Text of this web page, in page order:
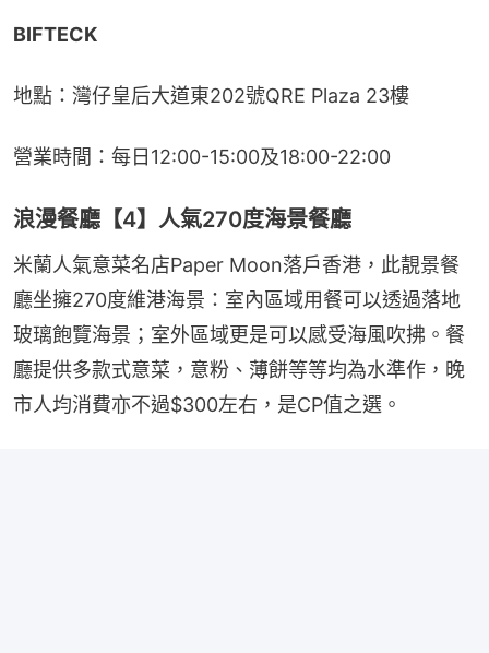
BIFTECK
地點：灣仔皇后大道東202號QRE Plaza 23樓
營業時間：每日12:00-15:00及18:00-22:00
浪漫餐廳【4】人氣270度海景餐廳
米蘭人氣意菜名店Paper Moon落戶香港，此靚景餐
廳坐擁270度維港海景：室內區域用餐可以透過落地
玻璃飽覽海景；室外區域更是可以感受海風吹拂。餐
廳提供多款式意菜，意粉、薄餅等等均為水準作，晚
市人均消費亦不過$300左右，是CP值之選。